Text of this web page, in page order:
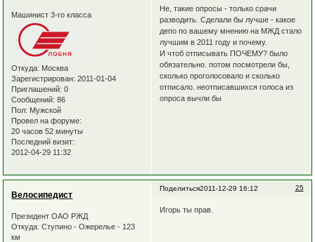
Машинист 3-го класса
Откуда: Москва
Зарегистрирован: 2011-01-04
Приглашений: 0
Сообщений: 86
Пол: Мужской
Провел на форуме:
20 часов 52 минуты
Последний визит:
2012-04-29 11:32
Не, такие опросы - только срачи
разводить. Сделали бы лучше - какое
депо по вашему мнению на МЖД стало
лучшим в 2011 году и почему.
И чтоб отписывать ПОЧЕМУ? было
обязательно. потом посмотрели бы,
сколько проголосовало и сколько
отписало. неотписавшихся голоса из
опроса вычли бы
Поделиться 25
2011-12-29 16:12
Велосипедист
Президент ОАО РЖД
Откуда: Ступино - Ожерелье - 123
км
Игорь ты прав.